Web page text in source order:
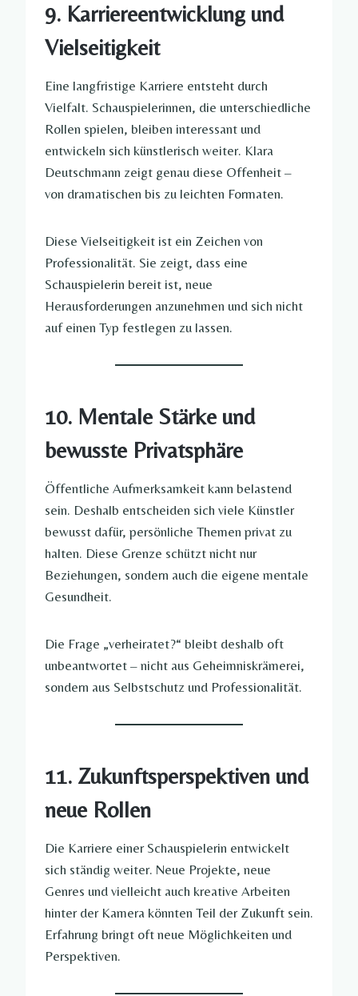
9. Karriereentwicklung und
Vielseitigkeit
Eine langfristige Karriere entsteht durch
Vielfalt. Schauspielerinnen, die unterschiedliche
Rollen spielen, bleiben interessant und
entwickeln sich künstlerisch weiter. Klara
Deutschmann zeigt genau diese Offenheit –
von dramatischen bis zu leichten Formaten.
Diese Vielseitigkeit ist ein Zeichen von
Professionalität. Sie zeigt, dass eine
Schauspielerin bereit ist, neue
Herausforderungen anzunehmen und sich nicht
auf einen Typ festlegen zu lassen.
10. Mentale Stärke und
bewusste Privatsphäre
Öffentliche Aufmerksamkeit kann belastend
sein. Deshalb entscheiden sich viele Künstler
bewusst dafür, persönliche Themen privat zu
halten. Diese Grenze schützt nicht nur
Beziehungen, sondern auch die eigene mentale
Gesundheit.
Die Frage „verheiratet?“ bleibt deshalb oft
unbeantwortet – nicht aus Geheimniskrämerei,
sondern aus Selbstschutz und Professionalität.
11. Zukunftsperspektiven und
neue Rollen
Die Karriere einer Schauspielerin entwickelt
sich ständig weiter. Neue Projekte, neue
Genres und vielleicht auch kreative Arbeiten
hinter der Kamera könnten Teil der Zukunft sein.
Erfahrung bringt oft neue Möglichkeiten und
Perspektiven.